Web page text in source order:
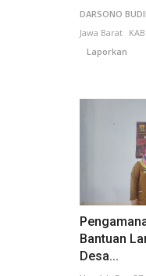
DARSONO
Jawa Barat
Laporkan
Bantuan
Desa...